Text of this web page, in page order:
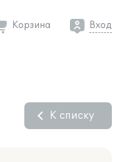
Корзина Вход
К списку